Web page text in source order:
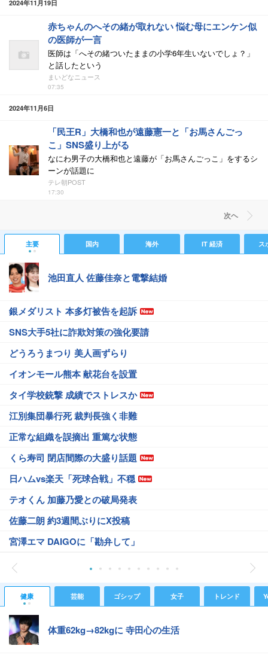
2024年11月19日
赤ちゃんのへその緒が取れない 悩む母にエンケン似
の医師が一言
医師は「へその緒ついたままの小学6年生いないでしょ？」
と話したという
まいどなニュース
07:35
2024年11月6日
「民王R」大橋和也が遠藤憲一と「お馬さんごっ
こ」SNS盛り上がる
なにわ男子の大橋和也と遠藤が「お馬さんごっこ」をするシ
ーンが話題に
テレ朝POST
17:30
次ヘ
主要 国内 海外 IT 経済 ス
池田直人 佐藤佳奈と電撃結婚
銀メダリスト 本多灯被告を起訴
SNS大手5社に詐欺対策の強化要請
どうろうまつり 美人画ずらり
イオンモール熊本 献花台を設置
タイ学校銃撃 成績でストレスか
江別集団暴行死 裁判長強く非難
正常な組織を誤摘出 重篤な状態
くら寿司 閉店間際の大盛り話題
日ハムvs楽天「死球合戦」不穏
テオくん 加藤乃愛との破局発表
佐藤二朗 約3週間ぶりにX投稿
宮澤エマ DAIGOに「勘弁して」
健康 芸能 ゴシップ 女子 トレンド
体重62kg→82kgに 寺田心の生活